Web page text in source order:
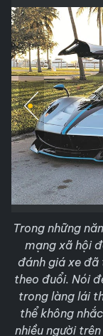
Trong những
mạng xã hội
đánh giá xe đã
theo đuổi. Nói
trong làng lái
thể không
nhiều người